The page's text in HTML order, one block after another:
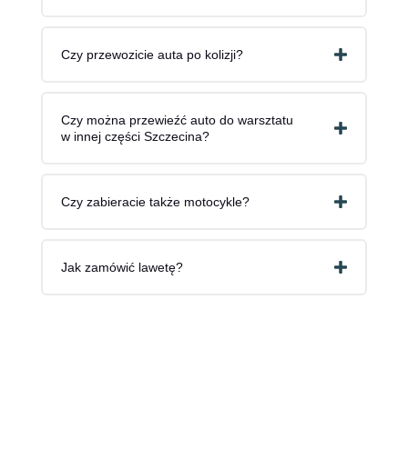
Czy przewozicie auta po kolizji?
Czy można przewieźć auto do warsztatu
w innej części Szczecina?
Czy zabieracie także motocykle?
Jak zamówić lawetę?